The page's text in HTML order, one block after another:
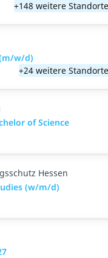
+148 weitere Standorte
w/d)
+24 weitere Standorte
of Science
Hessen
(w/m/d)